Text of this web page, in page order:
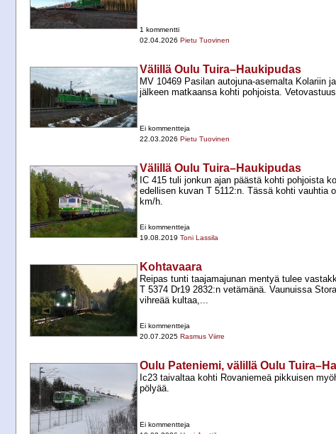
1 kommentti
02.04.2026 Pietu Tuovinen
Välillä Oulu Tuira–Haukipudas
MV 10469 Pasilan autojuna-​asemalta Kolariin
jälkeen matkaansa kohti pohjoista.
Ei kommentteja
22.03.2026 Pietu Tuovinen
Välillä Oulu Tuira–Haukipudas
IC 415 tuli jonkun ajan päästä kohti pohjoista
edellisen kuvan T 5112:n. Tässä kohti vauhtia
km/h.
Ei kommentteja
19.08.2019 Toni Lassila
Kohtavaara
Reipas tunti taajamajunan mentyä tulee
T 5374 Dr19 2832:n vetämänä. Vaunuissa
vihreää kultaa,...
Ei kommentteja
20.07.2025 Rasmus Viirre
Oulu Pateniemi, välillä Oulu
Ic23 taivaltaa kohti Rovaniemeä pikkuisen
pölyää.
Ei kommentteja